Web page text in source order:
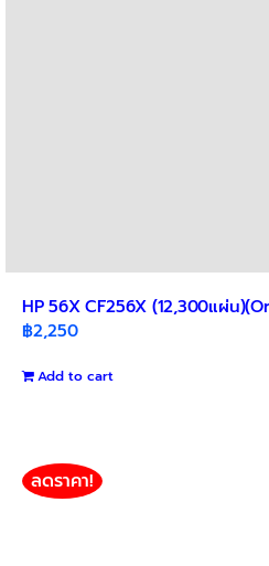
HP 56X CF256X (12,300แผ่น
฿2,250
Add to cart
ลดราคา!